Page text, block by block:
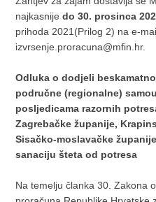
najkasnijedo 30. prosinca
prihoda 2021(Prilog 2) na e-
izvrsenje.proracuna@mfin.hr.
Odluka o dodjeli
područne (regionalne)
posljedicama razornih
Zagrebačke županije,
Sisačko-moslavačke
sanaciju šteta od potresa
Na temelju članka 30. Zakona